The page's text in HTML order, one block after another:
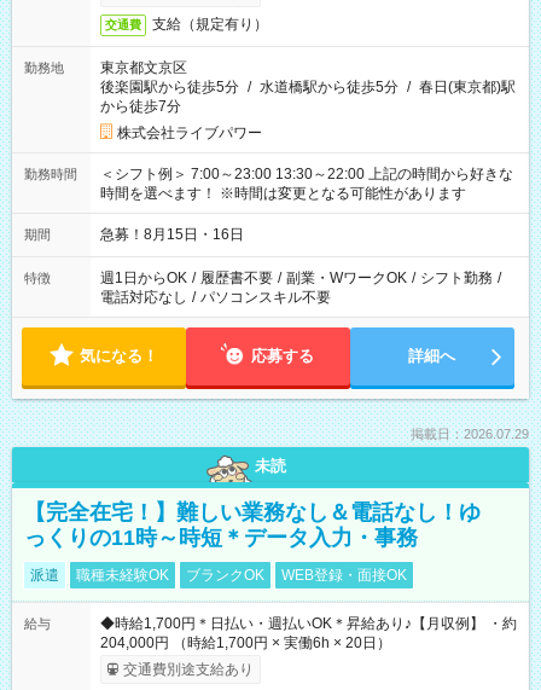
交通費 支給（規定有り）
勤務地
東京都文京区
後楽園駅から徒歩5分 / 水道橋駅から徒歩5分 / 春日(東京都)駅
から徒歩7分
株式会社ライブパワー
勤務時間
＜シフト例＞ 7:00～23:00 13:30～22:00 上記の時間から好きな
時間を選べます！ ※時間は変更となる可能性があります
期間 急募！8月15日・16日
特徴 週1日からOK / 履歴書不要 / 副業・WワークOK / シフト勤務 /
電話対応なし / パソコンスキル不要
気になる！ 応募する 詳細へ
掲載日：2026.07.29
未読
【完全在宅！】難しい業務なし＆電話なし！ゆ
っくりの11時～時短＊データ入力・事務
派遣 職種未経験OK ブランクOK WEB登録・面接OK
給与
◆時給1,700円＊日払い・週払いOK＊昇給あり♪【月収例】 ・約
204,000円 （時給1,700円 × 実働6h × 20日）
交通費別途支給あり